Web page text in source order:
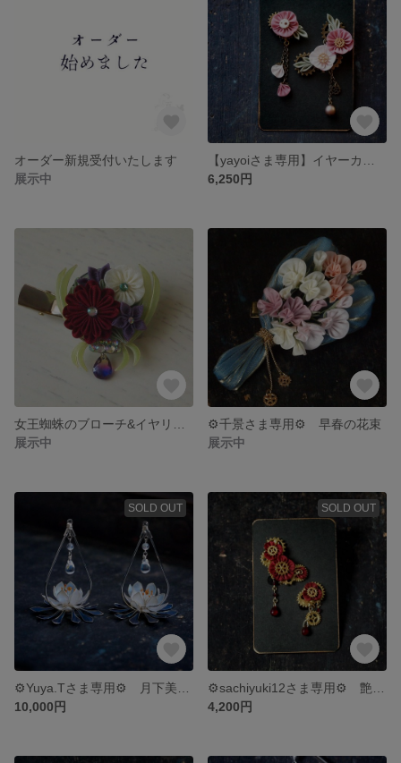
オーダー新規受付いたします
展示中
6,250円
展示中
⚙千景さま専用⚙ 早春の花束
展示中
SOLD OUT
10,000円
SOLD OUT
4,200円